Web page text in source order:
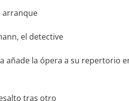
arranque
el detective
añade la ópera a su
tras otro